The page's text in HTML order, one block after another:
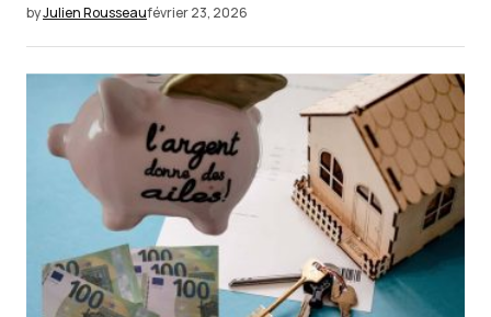
byJulien Rousseaufévrier 23, 2026